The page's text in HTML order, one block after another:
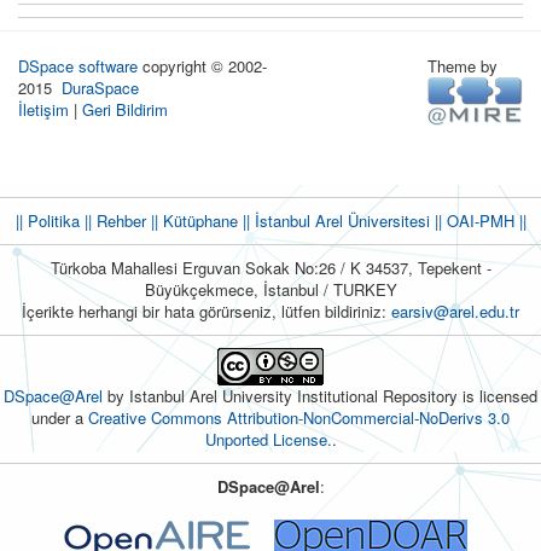
DSpace software copyright © 2002-
2015 DuraSpace
İletişim | Geri Bildirim
Theme by
|| Politika|| Rehber|| Kütüphane|| İstanbul Arel Üniversitesi ||OAI-PMH ||
Türkoba Mahallesi Erguvan Sokak No:26 / K 34537, Tepekent -
Büyükçekmece, İstanbul / TURKEY
İçerikte herhangi bir hata görürseniz, lütfen bildiriniz: earsiv@arel.edu.tr
DSpace@Arel by Istanbul Arel University Institutional Repository is licensed
under a Creative Commons Attribution-NonCommercial-NoDerivs 3.0
Unported License..
DSpace@Arel: